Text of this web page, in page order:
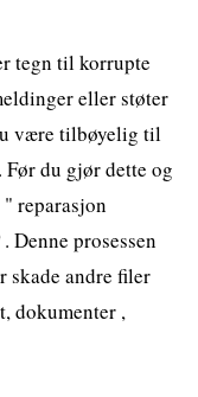
tegn til korrupte
eller støter
være tilbøyelig til
du gjør dette og
reparasjon
Denne prosessen
skade andre filer
dokumenter ,